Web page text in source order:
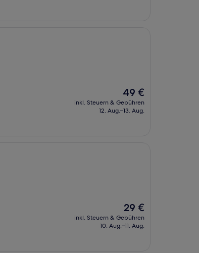
Der
Preis
beträgt
49 €
inkl. Steuern & Gebühren
12. Aug.–13. Aug.
Der
Preis
beträgt
29 €
inkl. Steuern & Gebühren
10. Aug.–11. Aug.